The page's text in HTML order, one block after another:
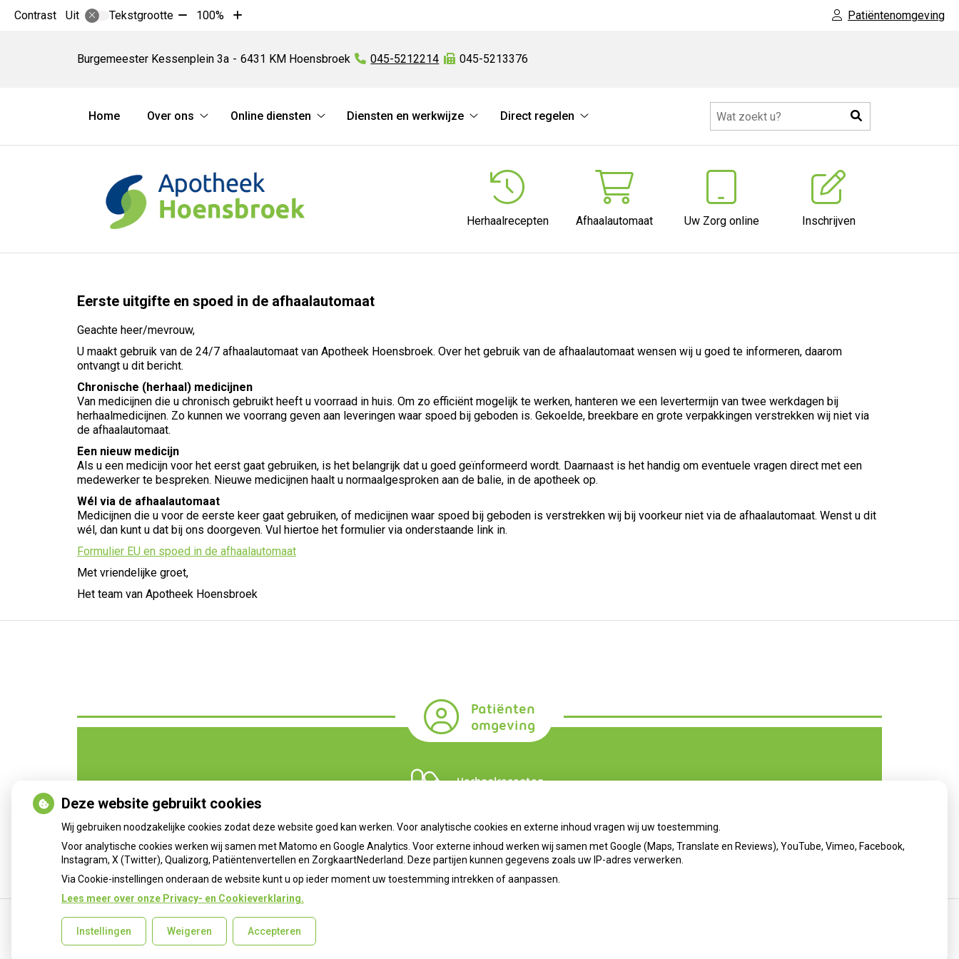
Contrast Uit Tekstgrootte Tekst
10%
100%
Tekst
10%
Patiëntenomgeving
HoensbroekBurgemeester Kessenplein 3a 6431 KM Hoensbroek Tel:
045-5212214 Fax:
045-5213376
Hoofdmenu
Home
Over ons
ons
Online diensten
diensten
Diensten en werkwijze
en
werkwijze
submenu
Direct regelen
regelen
submenu
Zoeken
Herhaalrecepten Afhaalautomaat Uw Zorg online Inschrijven
Eerste uitgifte en spoed in de afhaalautomaat
Geachte heer/mevrouw,
U maakt gebruik van de 24/7 afhaalautomaat van Apotheek Hoensbroek. Over het gebruik van de afhaalautomaat wensen wij u goed te informeren, daarom
ontvangt u dit bericht.
Chronische (herhaal) medicijnen
Van medicijnen die u chronisch gebruikt heeft u voorraad in huis. Om zo efficiënt mogelijk te werken, hanteren we een levertermijn van twee werkdagen bij
herhaalmedicijnen. Zo kunnen we voorrang geven aan leveringen waar spoed bij geboden is. Gekoelde, breekbare en grote verpakkingen verstrekken wij niet via
de afhaalautomaat.
Een nieuw medicijn
Als u een medicijn voor het eerst gaat gebruiken, is het belangrijk dat u goed geïnformeerd wordt. Daarnaast is het handig om eventuele vragen direct met een
medewerker te bespreken. Nieuwe medicijnen haalt u normaalgesproken aan de balie, in de apotheek op.
Wél via de afhaalautomaat
Medicijnen die u voor de eerste keer gaat gebruiken, of medicijnen waar spoed bij geboden is verstrekken wij bij voorkeur niet via de afhaalautomaat. Wenst u dit
wél, dan kunt u dat bij ons doorgeven. Vul hiertoe het formulier via onderstaande link in.
Formulier EU en spoed in de afhaalautomaat
Met vriendelijke groet,
Het team van Apotheek Hoensbroek
Patiënten
omgeving
Herhaalrecepten
Uw Zorg Online|Beheer
Deze website gebruikt cookies
Wij gebruiken noodzakelijke cookies zodat deze website goed kan werken. Voor analytische cookies en externe inhoud vragen wij uw toestemming.
Voor analytische cookies werken wij samen met Matomo en Google Analytics. Voor externe inhoud werken wij samen met Google (Maps, Translate en Reviews), YouTube, Vimeo, Facebook,
Instagram, X (Twitter), Qualizorg, Patiëntenvertellen en ZorgkaartNederland. Deze partijen kunnen gegevens zoals uw IP-adres verwerken.
Via Cookie-instellingen onderaan de website kunt u op ieder moment uw toestemming intrekken of aanpassen.
Lees meer over onze Privacy- en Cookieverklaring.
Instellingen Weigeren Accepteren